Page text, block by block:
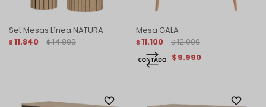
Set Mesas Línea NATURA
$ 11.840 $ 14.800
Mesa GALA
$ 11.100 $ 12.900
$ 9.990